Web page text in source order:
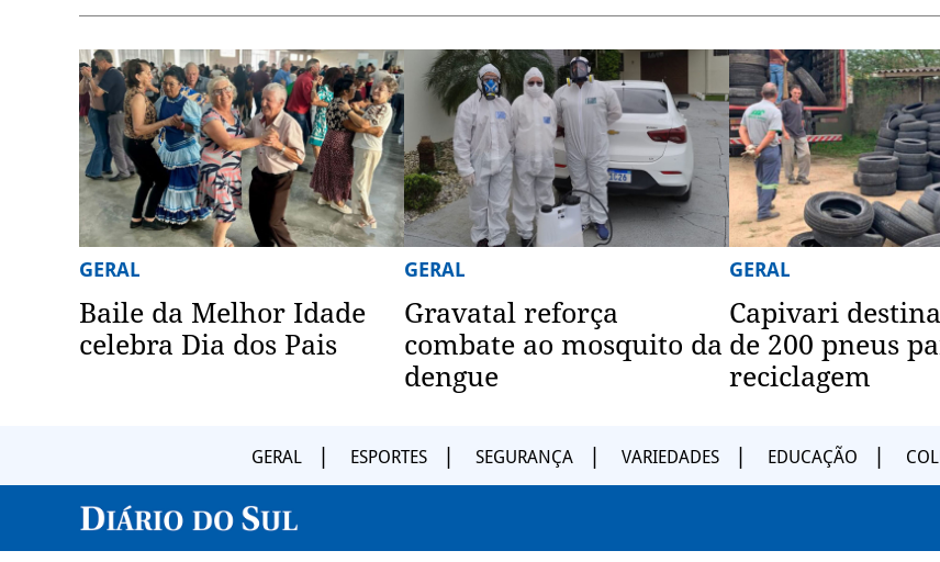
GERAL
Baile da Melhor Idade
celebra Dia dos Pais
GERAL
Gravatal reforça
combate ao mosquito da
dengue
GERAL
Capivari
de 200 pneus
reciclagem
GERAL ESPORTES SEGURANÇA VARIEDADES EDUCAÇÃO